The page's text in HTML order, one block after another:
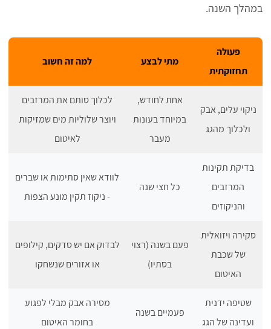
במהלך השנה.
פעולה
תחזוקתית
מתי לבצע למה זה חשוב
ניקוי עלים, אבק
ולכלוך מהגג
אחת לחודש,
במיוחד בעונות
מעבר
לכלוך סותם את המרזבים
ויוצר שלוליות מים שמזיקות
לאיטום
בדיקת תקינות
המרזבים
והניקוזים
כל חצי שנה
לוודא שאין סתימות או שברים
- ניקוז תקין מונע הצפות
סקירה ויזואלית
של שכבת
האיטום
פעם בשנה (רצוי
בסתיו)
לבדוק אם יש סדקים, קילופים
או אזורים שנשחקו
שטיפה ידנית
ועדינה של הגג
פעמיים בשנה
מסירה אבק מבלי לפגוע
בחומר האיטום